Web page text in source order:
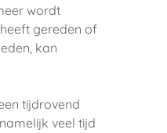
wordt
gereden of
kan
tijdrovend
veel tijd